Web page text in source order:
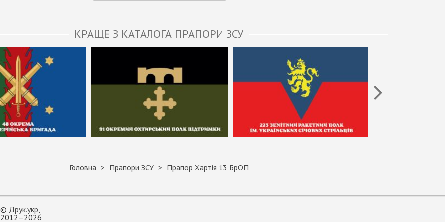
КРАЩЕ З КАТАЛОГА ПРАПОРИ ЗСУ
Головна Прапори ЗСУ Прапор Хартія 13 БрОП
© Друк.укр
2012–2026